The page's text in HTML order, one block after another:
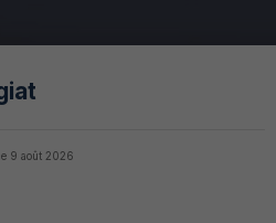
9 août 2026